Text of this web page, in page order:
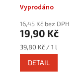
plech
Vyprodáno
16,45 Kč bez DPH
19,90 Kč
Měrná
cena:
39,80 Kč / 1 l
DETAIL